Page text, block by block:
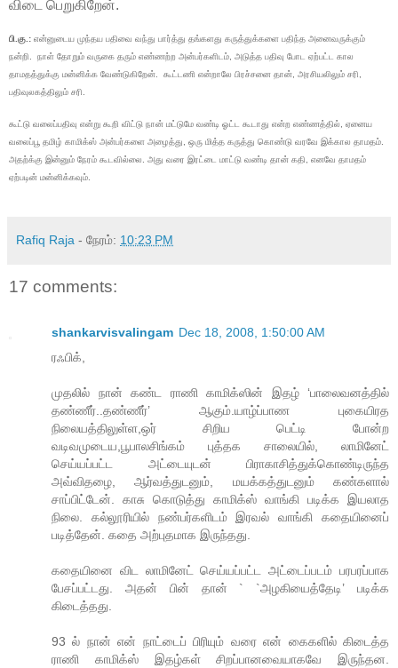
விடை பெறுகிறேன்.
பி.கு.: என்னுடைய முந்தய பதிவை வந்து பார்த்து தங்களது கருத்துக்களை பதிந்த அனைவருக்கும்
நன்றி. நாள் தோறும் வருகை தரும் எண்ணற்ற அன்பர்களிடம், அடுத்த பதிவு போட ஏற்பட்ட கால
தாமதத்துக்கு மன்னிக்க வேண்டுகிறேன். கூட்டணி என்றாலே பிரச்சனை தான், அரசியலிலும் சரி,
பதிவுலகத்திலும் சரி.
கூட்டு வலைப்பதிவு என்று கூறி விட்டு நான் மட்டுமே வண்டி ஓட்ட கூடாது என்ற எண்ணத்தில், ஏனைய
வலைப்பூ தமிழ் காமிக்ஸ் அன்பர்களை அழைத்து, ஒரு மித்த கருத்து கொண்டு வரவே இக்கால தாமதம்.
அதற்க்கு இன்னும் நேரம் கூடவில்லை. அது வரை இரட்டை மாட்டு வண்டி தான் கதி, எனவே தாமதம்
ஏற்படின் மன்னிக்கவும்.
Rafiq Raja - நேரம்: 10:23 PM
17 comments:
shankarvisvalingam Dec 18, 2008, 1:50:00 AM
ரஃபிக்,
முதலில் நான் கண்ட ராணி காமிக்ஸின் இதழ் ‘பாலைவனத்தில்
தண்ணீர்..தண்ணீர்’ ஆகும்.யாழ்ப்பாண புகையிரத
நிலையத்திலுள்ள,ஒர் சிறிய பெட்டி போன்ற
வடிவமுடைய,பூபாலசிங்கம் புத்தக சாலையில், லாமினேட்
செய்யப்பட்ட அட்டையுடன் பிராகாசித்துக்கொண்டிருந்த
அவ்விதழை, ஆர்வத்துடனும், மயக்கத்துடனும் கண்களால்
சாப்பிட்டேன். காசு கொடுத்து காமிக்ஸ் வாங்கி படிக்க இயலாத
நிலை. கல்லூரியில் நண்பர்களிடம் இரவல் வாங்கி கதையினைப்
படித்தேன். கதை அற்புதமாக இருந்தது.
கதையினை விட லாமினேட் செய்யப்பட்ட அட்டைப்படம் பரபரப்பாக
பேசப்பட்டது. அதன் பின் தான் ` `அழகியைத்தேடி’ படிக்க
கிடைத்தது.
93 ல் நான் என் நாட்டைப் பிரியும் வரை என் கைகளில் கிடைத்த
ராணி காமிக்ஸ் இதழ்கள் சிறப்பானவையாகவே இருந்தன.